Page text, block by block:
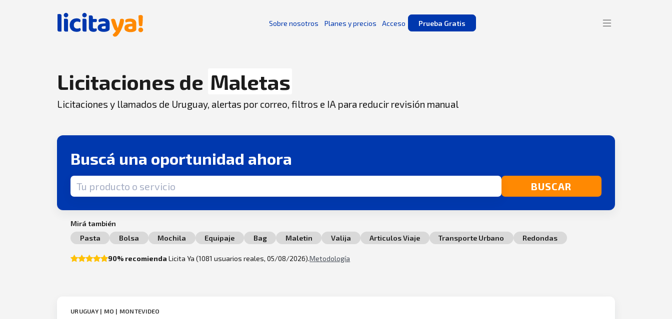
Sobre nosotros Planes y precios Acceso Prueba Gratis
Licitaciones de Maletas
Licitaciones y llamados de Uruguay, alertas por correo, filtros e IA para reducir revisión manual
Buscá una oportunidad ahora
Término de búsqueda BUSCAR
Mirá también
Pasta
Bolsa Mochila Equipaje Bag Maletin Valija Articulos Viaje Transporte Urbano Redondas
90% recomienda Licita Ya (1081 usuarios reales, 05/08/2026).Metodología
URUGUAY | MO | MONTEVIDEO